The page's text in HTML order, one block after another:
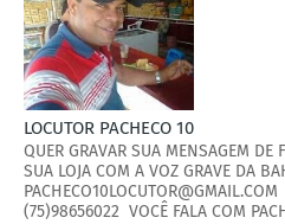
LOCUTOR PACHECO 10
QUER GRAVAR SUA MENSAGEM
SUA LOJA COM A VOZ GRAVE DA
(75)98656022 VOCÊ FALA COM